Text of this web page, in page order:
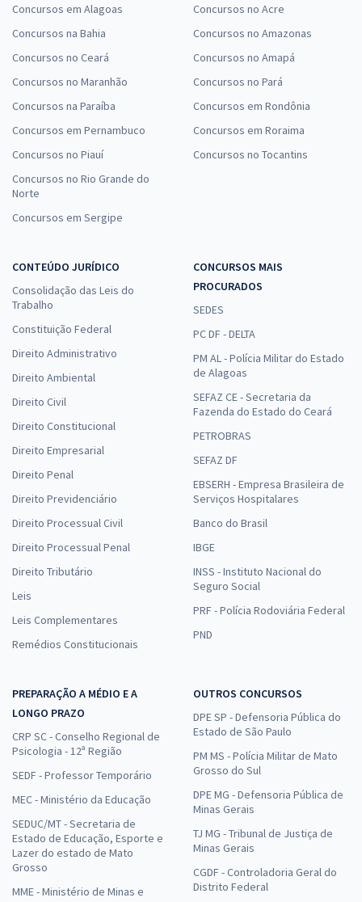
Concursos em Alagoas
Concursos na Bahia
Concursos no Ceará
Concursos no Maranhão
Concursos na Paraíba
Concursos em Pernambuco
Concursos no Piauí
Concursos no Rio Grande do
Norte
Concursos em Sergipe
Concursos no Acre
Concursos no Amazonas
Concursos no Amapá
Concursos no Pará
Concursos em Rondônia
Concursos em Roraima
Concursos no Tocantins
CONTEÚDO JURÍDICO
Consolidação das Leis do
Trabalho
Constituição Federal
Direito Administrativo
Direito Ambiental
Direito Civil
Direito Constitucional
Direito Empresarial
Direito Penal
Direito Previdenciário
Direito Processual Civil
Direito Processual Penal
Direito Tributário
Leis
Leis Complementares
Remédios Constitucionais
CONCURSOS MAIS
PROCURADOS
SEDES
PC DF - DELTA
PM AL - Polícia Militar do Estado
de Alagoas
SEFAZ CE - Secretaria da
Fazenda do Estado do Ceará
PETROBRAS
SEFAZ DF
EBSERH - Empresa Brasileira de
Serviços Hospitalares
Banco do Brasil
IBGE
INSS - Instituto Nacional do
Seguro Social
PRF - Polícia Rodoviária Federal
PND
PREPARAÇÃO A MÉDIO E A
LONGO PRAZO
CRP SC - Conselho Regional de
Psicologia - 12ª Região
SEDF - Professor Temporário
MEC - Ministério da Educação
SEDUC/MT - Secretaria de
Estado de Educação, Esporte e
Lazer do estado de Mato
Grosso
MME - Ministério de Minas e
OUTROS CONCURSOS
DPE SP - Defensoria Pública do
Estado de São Paulo
PM MS - Polícia Militar de Mato
Grosso do Sul
DPE MG - Defensoria Pública de
Minas Gerais
TJ MG - Tribunal de Justiça de
Minas Gerais
CGDF - Controladoria Geral do
Distrito Federal